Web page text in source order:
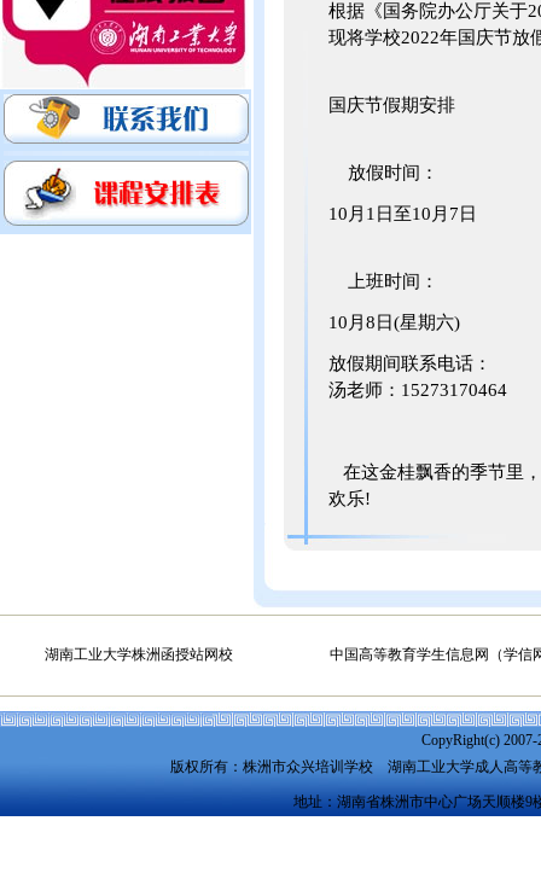
根据《国务院办公厅关于
现将学校2022年国庆节放
国庆节假期安排
放假时间：
10月1日至10月7日
上班时间：
10月8日(星期六)
放假期间联系电话：
汤老师：15273170464
在这金桂飘香的季节里
欢乐!
湖南工业大学株洲函授站网校 中国高等教育学生信息网（学信
CopyRight(c)
版权所有：株洲市众兴培训学校 湖南工业大学成人高等
地址：湖南省株洲市中心广场天顺楼